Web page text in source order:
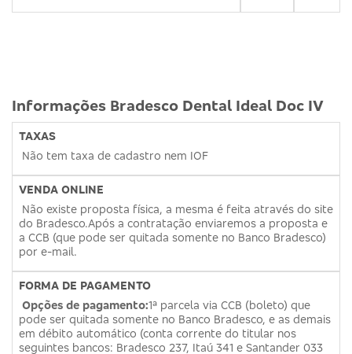
Informações Bradesco Dental Ideal Doc IV
TAXAS
Não tem taxa de cadastro nem IOF
VENDA ONLINE
Não existe proposta física, a mesma é feita através do site
do Bradesco.Após a contratação enviaremos a proposta e
a CCB (que pode ser quitada somente no Banco Bradesco)
por e-mail.
FORMA DE PAGAMENTO
Opções de pagamento:1ª parcela via CCB (boleto) que
pode ser quitada somente no Banco Bradesco, e as demais
em débito automático (conta corrente do titular nos
seguintes bancos: Bradesco 237, Itaú 341 e Santander 033